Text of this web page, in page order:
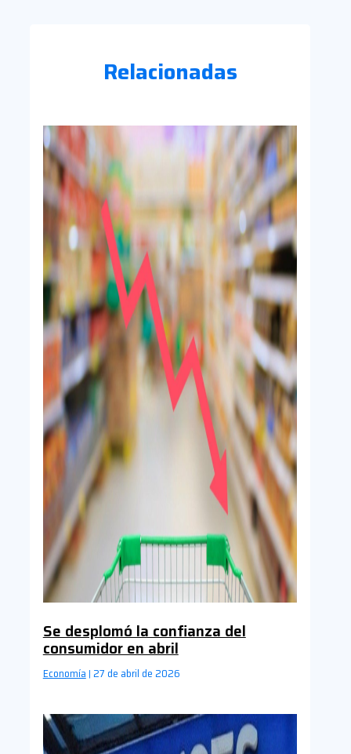
Relacionadas
Se desplomó la confianza del
consumidor en abril
Economía | 27 de abril de 2026